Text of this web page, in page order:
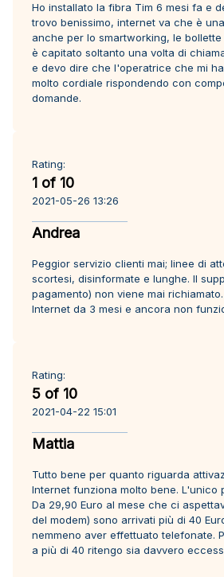
Ho installato la fibra Tim 6 mesi fa e
trovo benissimo, internet va che è
anche per lo smartworking, le
è capitato soltanto una volta di
e devo dire che l'operatrice che mi
molto cordiale rispondendo con
domande.
Rating:
1 of 10
2021-05-26 13:26
Andrea
Peggior servizio clienti mai; linee di
scortesi, disinformate e lunghe. Il
pagamento) non viene mai
Internet da 3 mesi e ancora non
Rating:
5 of 10
2021-04-22 15:01
Mattia
Tutto bene per quanto riguarda
Internet funziona molto bene. L'unico
Da 29,90 Euro al mese che ci
del modem) sono arrivati più di 40
nemmeno aver effettuato telefonate.
a più di 40 ritengo sia davvero